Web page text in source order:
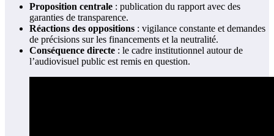
Proposition centrale : publication du rapport avec des
garanties de transparence.
Réactions des oppositions : vigilance constante et demandes
de précisions sur les financements et la neutralité.
Conséquence directe : le cadre institutionnel autour de
l’audiovisuel public est remis en question.